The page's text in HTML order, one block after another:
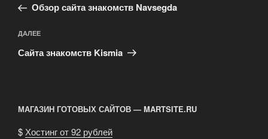
записям
запись:
Обзор сайта знакомств Navsegda
Следующая
запись
ДАЛЕЕ
Сайта знакомств Kismia
МАГАЗИН ГОТОВЫХ САЙТОВ — MARTSITE.RU
$Хостинг от 92 рублей